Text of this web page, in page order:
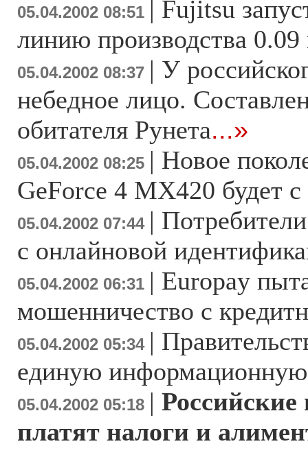
05.04.2002 08:51 | Fujitsu
линию производства
05.04.2002 08:37 | У
небедное лицо.
обитателя Рунета...»
05.04.2002 08:25 | Новое
GeForce 4 MX420 будет
05.04.2002 07:44 |
с онлайновой
05.04.2002 06:31 | Europay
мошенничество с
05.04.2002 05:34 |
единую информационную
05.04.2002 05:18 |
платят налоги и